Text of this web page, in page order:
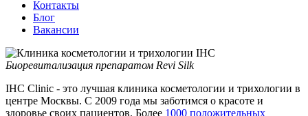
Контакты
Блог
Вакансии
Биоревитализация препаратом Revi Silk
IHC Clinic - это лучшая клиника косметологии и трихологии в
центре Москвы. С 2009 года мы заботимся о красоте и
здоровье своих пациентов. Более 1000 положительных